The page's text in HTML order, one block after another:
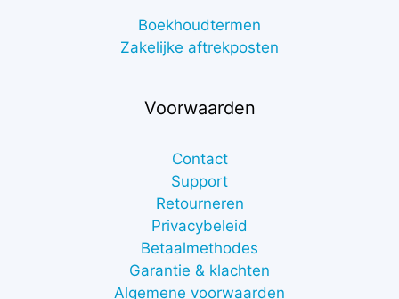
Boekhoudtermen
Zakelijke aftrekposten
Voorwaarden
Contact
Support
Retourneren
Privacybeleid
Betaalmethodes
Garantie & klachten
Algemene voorwaarden